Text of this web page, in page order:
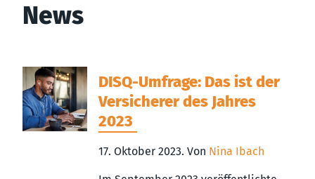
News
DISQ-Umfrage: Das ist der
Versicherer des Jahres
2023
17. Oktober 2023. Von Nina Ibach